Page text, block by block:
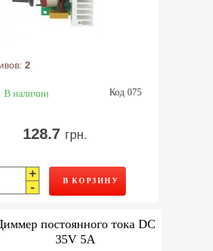
2
В наличии Код 075
128.7 грн.
+
-
В КОРЗИНУ
постоянного тока DC
35V 5A